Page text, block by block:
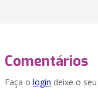
Comentários
Faça o login deixe o